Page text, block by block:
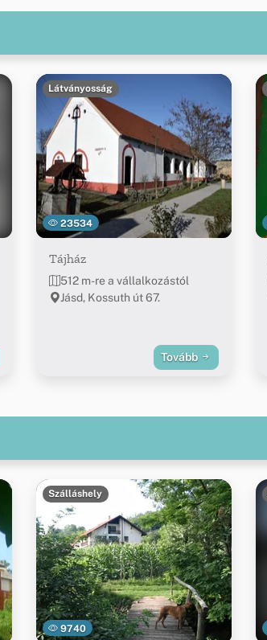
23534
Látványosság
Tájház
512 m-re a vállalkozástól
Jásd, Kossuth út 67.
Tovább
9740
Szálláshely